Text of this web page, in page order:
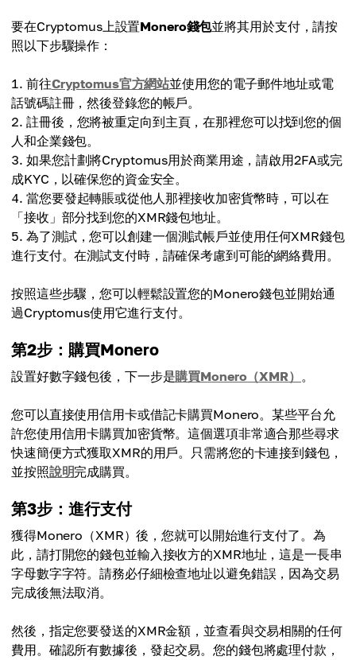
要在Cryptomus上設置Monero錢包並將其用於支付，請按
照以下步驟操作：
前往Cryptomus官方網站並使用您的電子郵件地址或電
話號碼註冊，然後登錄您的帳戶。
註冊後，您將被重定向到主頁，在那裡您可以找到您的個
人和企業錢包。
如果您計劃將Cryptomus用於商業用途，請啟用2FA或完
成KYC，以確保您的資金安全。
當您要發起轉賬或從他人那裡接收加密貨幣時，可以在
「接收」部分找到您的XMR錢包地址。
為了測試，您可以創建一個測試帳戶並使用任何XMR錢包
進行支付。在測試支付時，請確保考慮到可能的網絡費用。
按照這些步驟，您可以輕鬆設置您的Monero錢包並開始通
過Cryptomus使用它進行支付。
第2步：購買Monero
設置好數字錢包後，下一步是購買Monero（XMR） 。
您可以直接使用信用卡或借記卡購買Monero。某些平台允
許您使用信用卡購買加密貨幣。這個選項非常適合那些尋求
快速簡便方式獲取XMR的用戶。只需將您的卡連接到錢包，
並按照說明完成購買。
第3步：進行支付
獲得Monero（XMR）後，您就可以開始進行支付了。為
此，請打開您的錢包並輸入接收方的XMR地址，這是一長串
字母數字字符。請務必仔細檢查地址以避免錯誤，因為交易
完成後無法取消。
然後，指定您要發送的XMR金額，並查看與交易相關的任何
費用。確認所有數據後，發起交易。您的錢包將處理付款，